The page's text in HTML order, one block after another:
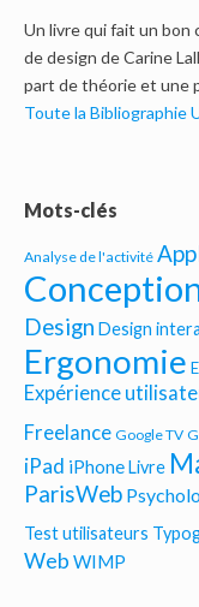
Un livre qui fait un bon
de design de Carine
part de théorie et une
Toute la Bibliographie
Mots-clés
Analyse de l'activité
Design Design
Ergonomie
Expérience
Freelance Google TV
iPad iPhoneLivre
ParisWeb
Test utilisateurs
Web WIMP